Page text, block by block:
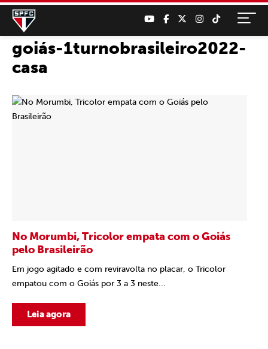
goiás-1turnobrasileiro2022-
casa
No Morumbi, Tricolor empata com o Goiás
pelo Brasileirão
Em jogo agitado e com reviravolta no placar, o Tricolor
empatou com o Goiás por 3 a 3 neste...
Leia agora